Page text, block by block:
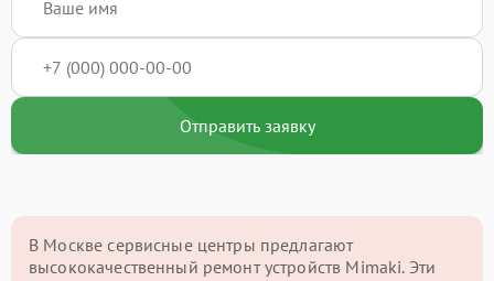
Отправить заявку
В Москве сервисные центры предлагают
высококачественный ремонт устройств Mimaki. Эти